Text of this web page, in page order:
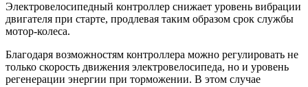
Электровелосипедный контроллер снижает уровень вибрации
двигателя при старте, продлевая таким образом срок службы
мотор-колеса.
Благодаря возможностям контроллера можно регулировать не
только скорость движения электровелосипеда, но и уровень
регенерации энергии при торможении. В этом случае